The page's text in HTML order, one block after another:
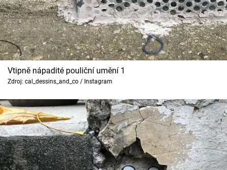
Cool Esport
Pořady
TV Program
Sledujte prima+
Přihlášení
Sledujte nás
Vtipně nápadité pouliční umění 1
Zdroj: cal_dessins_and_co / Instagram